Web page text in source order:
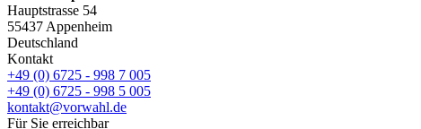
Hauptstrasse 54
55437 Appenheim
Deutschland
Kontakt
+49 (0) 6725 - 998 7 005
+49 (0) 6725 - 998 5 005
kontakt@vorwahl.de
Für Sie erreichbar